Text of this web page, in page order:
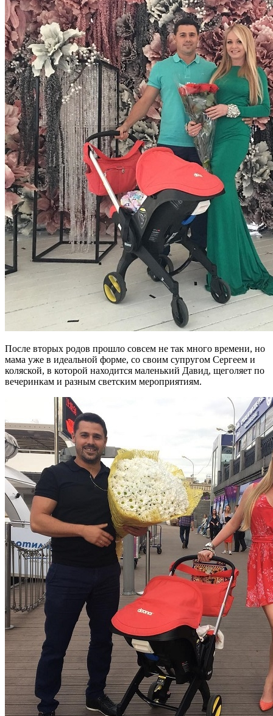
После вторых родов прошло совсем не так много времени, но
мама уже в идеальной форме, со своим супругом Сергеем и
коляской, в которой находится маленький Давид, щеголяет по
вечеринкам и разным светским мероприятиям.